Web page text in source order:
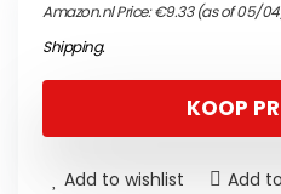
Amazon.nl Price:€9.33(as of 05/04/
Shipping.
KOOP
Add to wishlist Add